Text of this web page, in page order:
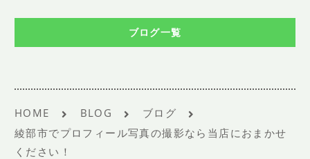
ブログ一覧
HOME BLOG
ブログ
綾部市でプロフィール写真の撮影なら当店におまかせ
ください！